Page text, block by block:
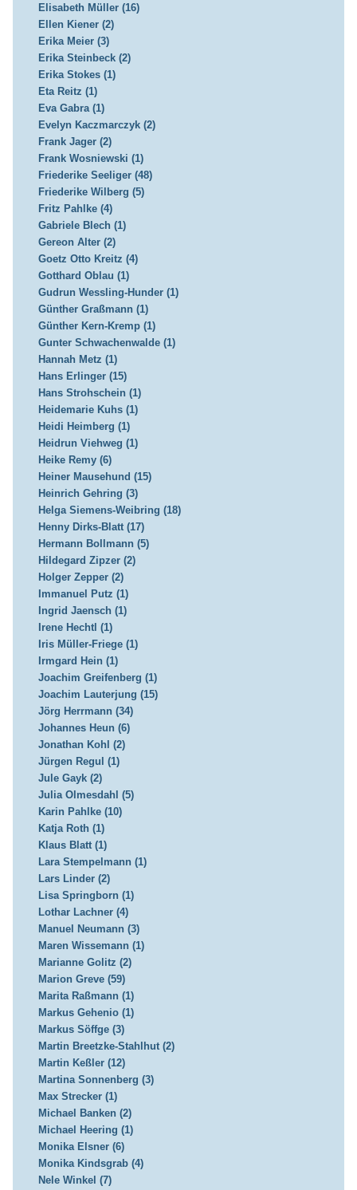
Elisabeth Müller (16)
Ellen Kiener (2)
Erika Meier (3)
Erika Steinbeck (2)
Erika Stokes (1)
Eta Reitz (1)
Eva Gabra (1)
Evelyn Kaczmarczyk (2)
Frank Jager (2)
Frank Wosniewski (1)
Friederike Seeliger (48)
Friederike Wilberg (5)
Fritz Pahlke (4)
Gabriele Blech (1)
Gereon Alter (2)
Goetz Otto Kreitz (4)
Gotthard Oblau (1)
Gudrun Wessling-Hunder (1)
Günther Graßmann (1)
Günther Kern-Kremp (1)
Gunter Schwachenwalde (1)
Hannah Metz (1)
Hans Erlinger (15)
Hans Strohschein (1)
Heidemarie Kuhs (1)
Heidi Heimberg (1)
Heidrun Viehweg (1)
Heike Remy (6)
Heiner Mausehund (15)
Heinrich Gehring (3)
Helga Siemens-Weibring (18)
Henny Dirks-Blatt (17)
Hermann Bollmann (5)
Hildegard Zipzer (2)
Holger Zepper (2)
Immanuel Putz (1)
Ingrid Jaensch (1)
Irene Hechtl (1)
Iris Müller-Friege (1)
Irmgard Hein (1)
Joachim Greifenberg (1)
Joachim Lauterjung (15)
Jörg Herrmann (34)
Johannes Heun (6)
Jonathan Kohl (2)
Jürgen Regul (1)
Jule Gayk (2)
Julia Olmesdahl (5)
Karin Pahlke (10)
Katja Roth (1)
Klaus Blatt (1)
Lara Stempelmann (1)
Lars Linder (2)
Lisa Springborn (1)
Lothar Lachner (4)
Manuel Neumann (3)
Maren Wissemann (1)
Marianne Golitz (2)
Marion Greve (59)
Marita Raßmann (1)
Markus Gehenio (1)
Markus Söffge (3)
Martin Breetzke-Stahlhut (2)
Martin Keßler (12)
Martina Sonnenberg (3)
Max Strecker (1)
Michael Banken (2)
Michael Heering (1)
Monika Elsner (6)
Monika Kindsgrab (4)
Nele Winkel (7)